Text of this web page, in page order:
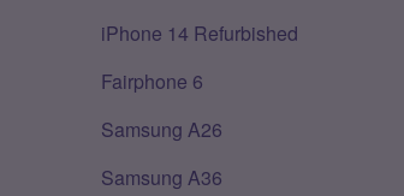
iPhone 14 Refurbished
Fairphone 6
Samsung A26
Samsung A36